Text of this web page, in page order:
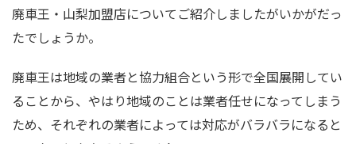
廃車王・山梨加盟店についてご紹介しましたがいかがだっ
たでしょうか。
廃車王は地域の業者と協力組合という形で全国展開してい
ることから、やはり地域のことは業者任せになってしまう
ため、それぞれの業者によっては対応がバラバラになると